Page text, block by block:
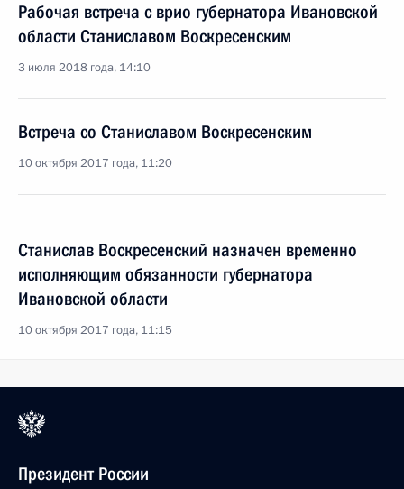
Рабочая встреча с врио губернатора Ивановской
области Станиславом Воскресенским
3 июля 2018 года, 14:10
Встреча со Станиславом Воскресенским
10 октября 2017 года, 11:20
Станислав Воскресенский назначен временно
исполняющим обязанности губернатора
Ивановской области
10 октября 2017 года, 11:15
Президент России